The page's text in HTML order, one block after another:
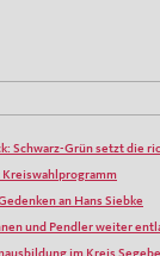
Schwarz-Grün setzt die
an Hans Siebke
und Pendler weiter